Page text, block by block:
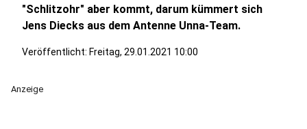
"Schlitzohr" aber kommt, darum kümmert sich
Jens Diecks aus dem Antenne Unna-Team.
Veröffentlicht: Freitag, 29.01.2021 10:00
Anzeige